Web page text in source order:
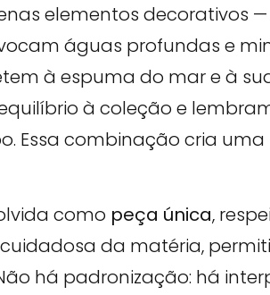
elementos decorativos
águas profundas e
à espuma do mar e à
à coleção e
Essa combinação cria
como peça única,
da matéria,
há padronização: há